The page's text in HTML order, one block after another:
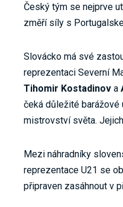
Český tým se nejprve
změří síly s
Slovácko má své
reprezentaci Severní
Tihomir Kostadinov a
čeká důležité barážové
mistrovství světa.
Mezi náhradníky
reprezentace U21 se
připraven zasáhnout v